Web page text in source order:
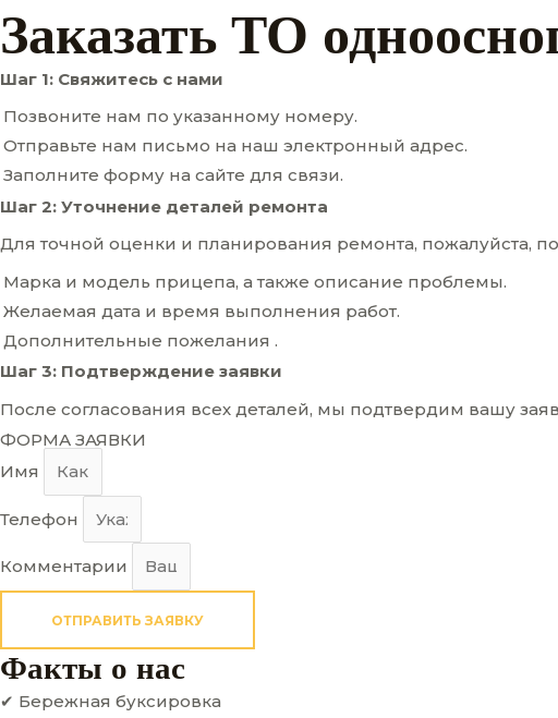
Заказать ТО
Шаг 1: Свяжитесь с нами
Позвоните нам по указанному номеру.
Отправьте нам письмо на наш электронный адрес.
Заполните форму на сайте для связи.
Шаг 2: Уточнение деталей ремонта
Для точной оценки и планирования ремонта, пожалуйста,
Марка и модель прицепа, а также описание проблемы.
Желаемая дата и время выполнения работ.
Дополнительные пожелания .
Шаг 3: Подтверждение заявки
После согласования всех деталей, мы подтвердим вашу
ФОРМА ЗАЯВКИ
Имя
Телефон
Комментарии
ОТПРАВИТЬ ЗАЯВКУ
Факты о нас
✔ Бережная буксировка